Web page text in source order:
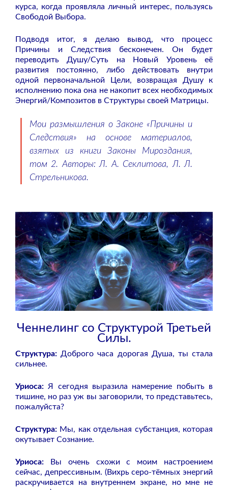
курса, когда проявляла личный интерес, пользуясь
Свободой Выбора.
Подводя итог, я делаю вывод, что процесс
Причины и Следствия бесконечен. Он будет
переводить Душу/Суть на Новый Уровень её
развития постоянно, либо действовать внутри
одной первоначальной Цели, возвращая Душу к
исполнению пока она не накопит всех необходимых
Энергий/Композитов в Структуры своей Матрицы.
Мои размышления о Законе «Причины и
Следствия» на основе материалов,
взятых из книги Законы Мироздания,
том 2. Авторы: Л. А. Секлитова, Л. Л.
Стрельникова.
Ченнелинг со Структурой Третьей
Силы.
Структура: Доброго часа дорогая Душа, ты стала
сильнее.
Уриоса: Я сегодня выразила намерение побыть в
тишине, но раз уж вы заговорили, то представьтесь,
пожалуйста?
Структура: Мы, как отдельная субстанция, которая
окутывает Сознание.
Уриоса: Вы очень схожи с моим настроением
сейчас, депрессивным. (Вихрь серо-тёмных энергий
раскручивается на внутреннем экране, но мне не